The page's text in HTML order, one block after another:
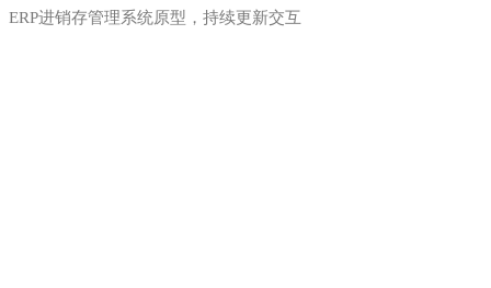
ERP进销存管理系统原型，持续更新交互